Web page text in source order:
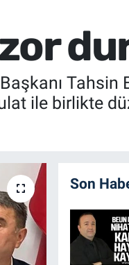
Tahsin
ile birlikte
Son